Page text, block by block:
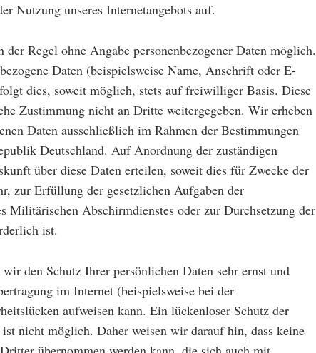
Nutzung unseres Internetangebots auf.
Regel ohne Angabe personenbezogener Daten möglich.
Daten (beispielsweise Name, Anschrift oder E-
dies, soweit möglich, stets auf freiwilliger Basis. Diese
Zustimmung nicht an Dritte weitergegeben. Wir erheben
Daten ausschließlich im Rahmen der Bestimmungen
Deutschland. Auf Anordnung der zuständigen
über diese Daten erteilen, soweit dies für Zwecke der
zur Erfüllung der gesetzlichen Aufgaben der
Militärischen Abschirmdienstes oder zur Durchsetzung der
ist.
den Schutz Ihrer persönlichen Daten sehr ernst und
im Internet (beispielsweise bei der
aufweisen kann. Ein lückenloser Schutz der
nicht möglich. Daher weisen wir darauf hin, dass keine